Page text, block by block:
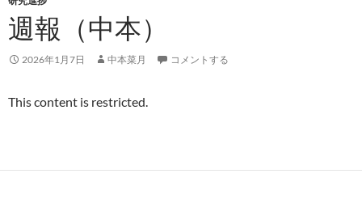
週報（中本）
2026年1月7日 中本菜月 コメントする
This content is restricted.